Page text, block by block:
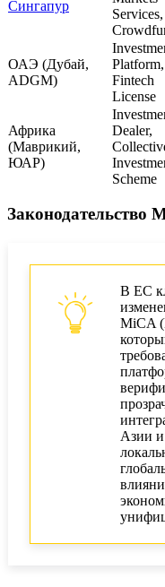
Сингапур
Services,
ОАЭ (Дубай,
ADGM)
Platform,
Fintech
License
Африка
(Маврикий,
ЮАР)
Dealer,
Scheme
Законодательство
В ЕС
MiCA
Азии